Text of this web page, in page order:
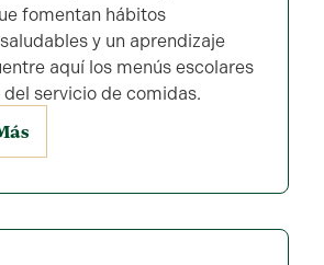
fomentan hábitos
y un aprendizaje
aquí los menús escolares
servicio de comidas.